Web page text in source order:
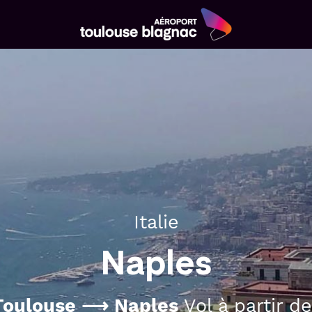
Aéroport
Italie
Naples
⟶ NaplesVol à partir